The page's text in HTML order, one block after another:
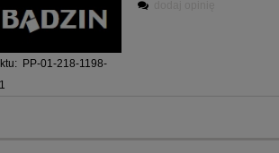
PP-01-218-1198-